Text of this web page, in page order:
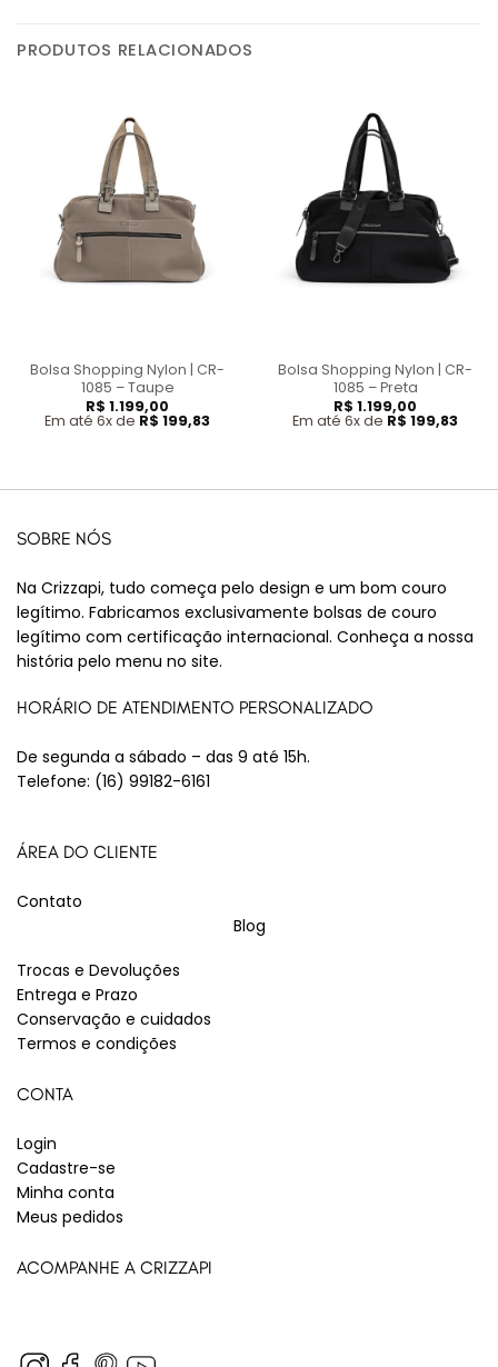
PRODUTOS RELACIONADOS
Bolsa Shopping Nylon | CR-
1085 – Taupe
R$ 1.199,00
Em até 6x de R$ 199,83
Bolsa Shopping Nylon | CR-
1085 – Preta
R$ 1.199,00
Em até 6x de R$ 199,83
SOBRE NÓS
Na Crizzapi, tudo começa pelo design e um bom couro
legítimo. Fabricamos exclusivamente bolsas de couro
legítimo com certificação internacional. Conheça a nossa
história pelo menu no site.
HORÁRIO DE ATENDIMENTO PERSONALIZADO
De segunda a sábado – das 9 até 15h.
Telefone: (16) 99182-6161
ÁREA DO CLIENTE
Contato
Blog
Trocas e Devoluções
Entrega e Prazo
Conservação e cuidados
Termos e condições
CONTA
Login
Cadastre-se
Minha conta
Meus pedidos
ACOMPANHE A CRIZZAPI